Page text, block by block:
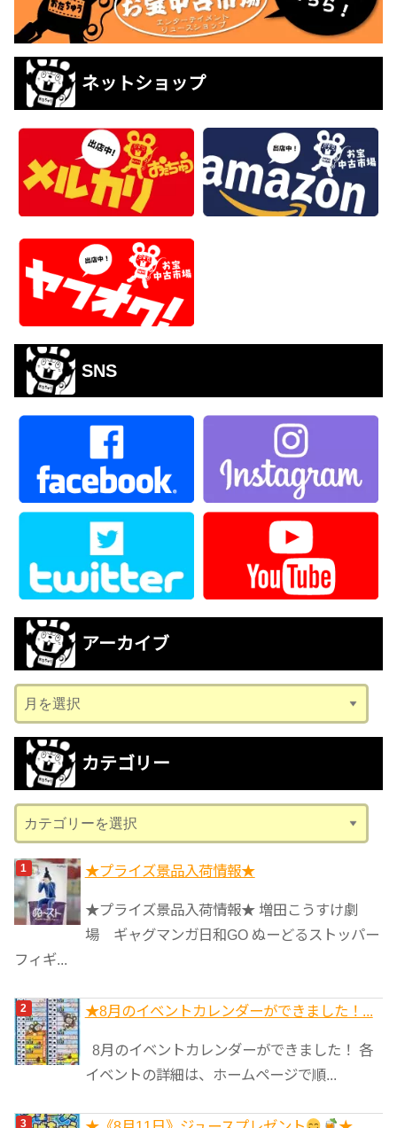
ネットショップ
SNS
アーカイブ
ー
カ
ブ
カテゴリー
テ
ゴ
リ
ー
★プライズ景品入荷情報★
★プライズ景品入荷情報★ 増田こうすけ劇
場 ギャグマンガ日和GO ぬーどるストッパー
フィギ...
★8月のイベントカレンダーができました！...
8月のイベントカレンダーができました！ 各
イベントの詳細は、ホームページで順...